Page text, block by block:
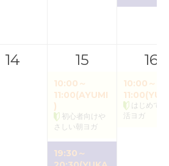
14 15
10:00～
11:00(AYUMI
)
初心者向けや
さしい朝ヨガ
19:30～
16
10:00～
はじめて
活ヨガ